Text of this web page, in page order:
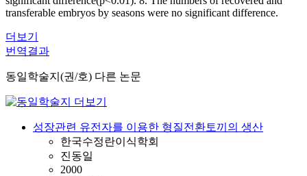
transferable embryos by seasons were no significant difference.
더보기
번역결과
동일학술지(권/호) 다른 논문
성장관련 유전자를 이용한 형질전환토끼의 생산
한국수정란이식학회
진동일
2000